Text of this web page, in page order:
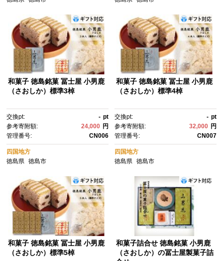
和菓子 徳島銘菓 冨士屋 小男鹿
（さおしか）標準3棹
交換pt: - pt
参考寄附額:
24,000 円
管理番号:
CN006
四国地方
徳島県
徳島市
和菓子 徳島銘菓 冨士屋 小男鹿
（さおしか）標準4棹
交換pt: - pt
参考寄附額:
32,000 円
管理番号:
CN007
四国地方
徳島県 徳島市
和菓子 徳島銘菓 冨士屋 小男鹿
（さおしか）標準5棹
和菓子詰合せ 徳島銘菓 小男鹿
（さおしか）の冨士屋製菓子詰